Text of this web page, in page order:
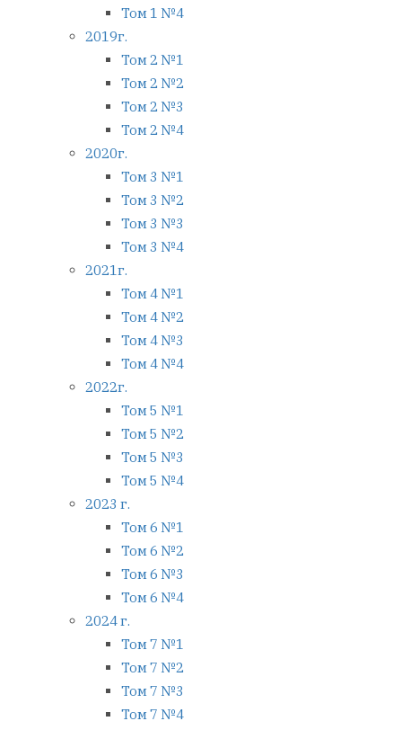
Том 1 №4
2019г.
Том 2 №1
Том 2 №2
Том 2 №3
Том 2 №4
2020г.
Том 3 №1
Том 3 №2
Том 3 №3
Том 3 №4
2021г.
Том 4 №1
Том 4 №2
Том 4 №3
Том 4 №4
2022г.
Том 5 №1
Том 5 №2
Том 5 №3
Том 5 №4
2023 г.
Том 6 №1
Том 6 №2
Том 6 №3
Том 6 №4
2024 г.
Том 7 №1
Том 7 №2
Том 7 №3
Том 7 №4